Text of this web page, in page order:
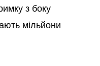
з боку
мільйони